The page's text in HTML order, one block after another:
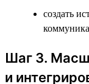
создать
Шаг 3.
и